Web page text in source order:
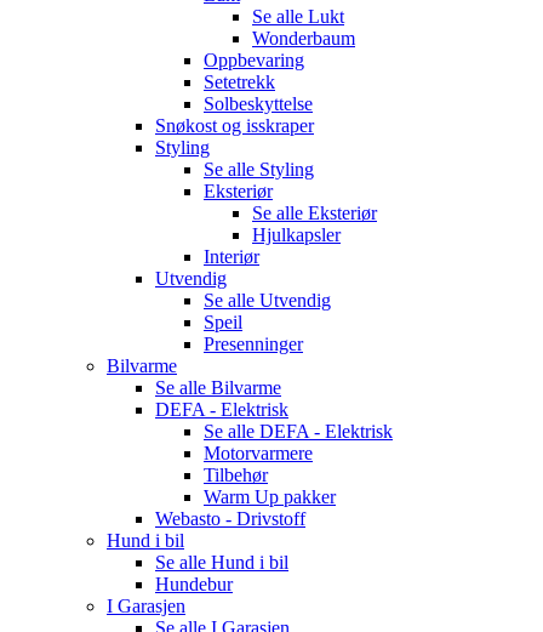
Se alle Lukt
Wonderbaum
Oppbevaring
Setetrekk
Solbeskyttelse
Snøkost og isskraper
Styling
Se alle Styling
Eksteriør
Se alle Eksteriør
Hjulkapsler
Interiør
Utvendig
Se alle Utvendig
Speil
Presenninger
Bilvarme
Se alle Bilvarme
DEFA - Elektrisk
Se alle DEFA - Elektrisk
Motorvarmere
Tilbehør
Warm Up pakker
Webasto - Drivstoff
Hund i bil
Se alle Hund i bil
Hundebur
I Garasjen
Se alle I Garasjen